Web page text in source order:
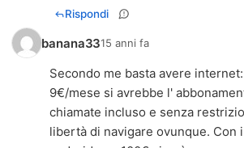
Rispondi
banana3315 anni fa
Secondo me basta avere
9€/mese si avrebbe l'
chiamate incluso e senza
libertà di navigare ovunque. Con